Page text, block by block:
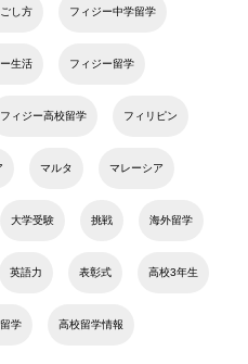
し方 フィジー中学留学
生活 フィジー留学
フィジー高校留学 フィリピン
マルタ マレーシア
大学受験 挑戦 海外留学
英語力 表彰式 高校3年生
学 高校留学情報